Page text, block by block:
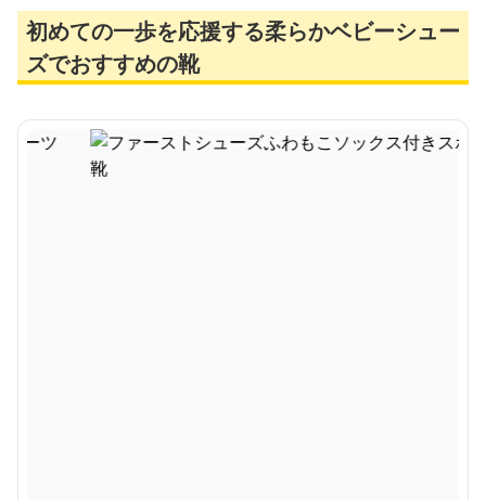
初めての一歩を応援する柔らかベビーシュー
ズでおすすめの靴